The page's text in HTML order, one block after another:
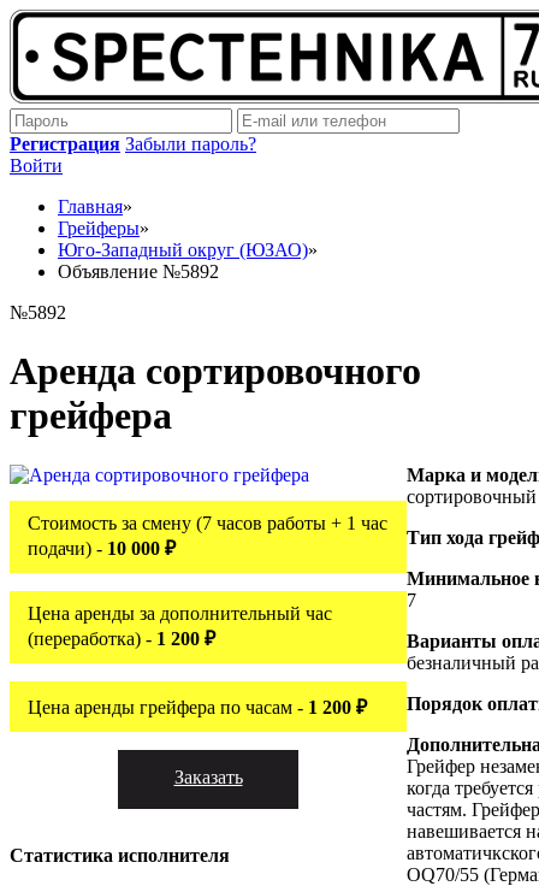
Регистрация Забыли пароль?
Войти
Главная»
Грейферы»
Юго-Западный округ (ЮЗАО)»
Объявление №5892
№5892
Аренда сортировочного
грейфера
Стоимость за смену (7 часов работы + 1 час
подачи) - 10 000 ₽
Цена аренды за дополнительный час
(переработка) - 1 200 ₽
Цена аренды грейфера по часам - 1 200 ₽
Заказать
Статистика исполнителя
Марка и
Тип хода
Минимальное
7
Варианты
безналичный
Порядок
Грейфер
когда
частям.
навешивается
OQ70/55